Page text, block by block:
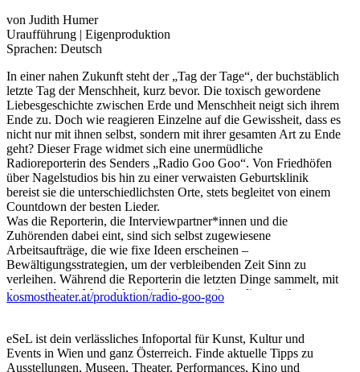
von Judith Humer
Uraufführung | Eigenproduktion
Sprachen: Deutsch
In einer nahen Zukunft steht der „Tag der Tage“, der buchstäblich
letzte Tag der Menschheit, kurz bevor. Die toxisch gewordene
Liebesgeschichte zwischen Erde und Menschheit neigt sich ihrem
Ende zu. Doch wie reagieren Einzelne auf die Gewissheit, dass es
nicht nur mit ihnen selbst, sondern mit ihrer gesamten Art zu Ende
geht? Dieser Frage widmet sich eine unermüdliche
Radioreporterin des Senders „Radio Goo Goo“. Von Friedhöfen
über Nagelstudios bis hin zu einer verwaisten Geburtsklinik
bereist sie die unterschiedlichsten Orte, stets begleitet von einem
Countdown der besten Lieder.
Was die Reporterin, die Interviewpartner*innen und die
Zuhörenden dabei eint, sind sich selbst zugewiesene
Arbeitsaufträge, die wie fixe Ideen erscheinen –
Bewältigungsstrategien, um der verbleibenden Zeit Sinn zu
verleihen. Während die Reporterin die letzten Dinge sammelt, mit
denen sich die Menschheit die Zeit vertreibt, gelingt es ihr ganz
nebenbei, Menschen wieder um das Radio zu versammeln. Aus
von Gemeinschaft und Geschichtenerzählen tritt zu Tage.
Entstanden ist RADIO GOO GOO im Drama Lab der Wiener
kosmostheater.at/produktion/radio-goo-goo
eSeL ist dein verlässliches Infoportal für Kunst, Kultur und
Events in Wien und ganz Österreich. Finde aktuelle Tipps zu
Ausstellungen, Museen, Theater, Performances, Kino und